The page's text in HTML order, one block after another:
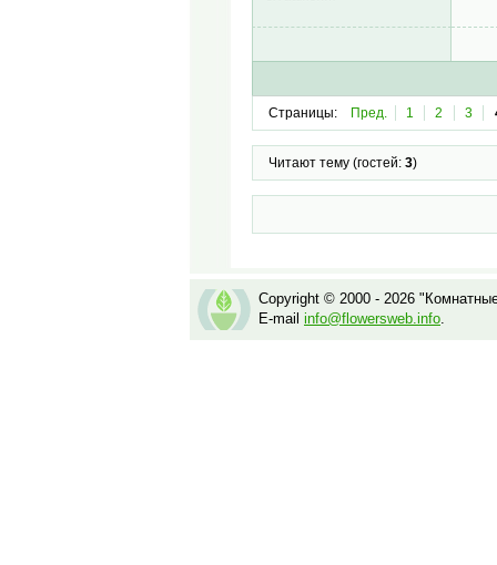
Страницы: Пред. 1 2 3
Читают тему (гостей: 3)
Copyright © 2000 - 2026
E-mail info@flowersweb.info.